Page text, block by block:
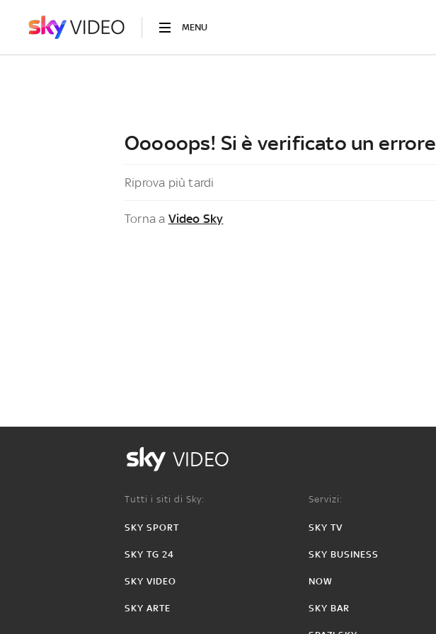
MENU
Ooooops! Si è verificato un errore
Riprova più tardi
Torna a Video Sky
VIDEO
Tutti i siti di Sky:
SKY SPORT
SKY TG 24
SKY VIDEO
SKY ARTE
Servizi:
SKY TV
SKY BUSINESS
NOW
SKY BAR